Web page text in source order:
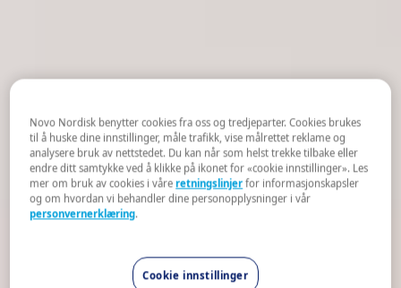
Novo Nordisk benytter cookies fra oss og tredjeparter. Cookies brukes
til å huske dine innstillinger, måle trafikk, vise målrettet reklame og
analysere bruk av nettstedet. Du kan når som helst trekke tilbake eller
endre ditt samtykke ved å klikke på ikonet for «cookie innstillinger». Les
mer om bruk av cookies i våreretningslinjer for informasjonskapsler
og om hvordan vi behandler dine personopplysninger i vår
personvernerklæring.
Cookie innstillinger